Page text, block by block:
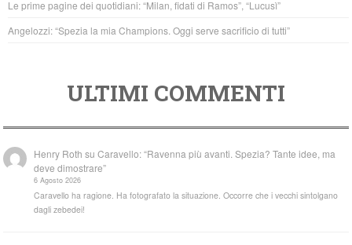
Le prime pagine dei quotidiani: “Milan, fidati di Ramos”, “Lucusì”
Angelozzi: “Spezia la mia Champions. Oggi serve sacrificio di tutti”
ULTIMI COMMENTI
Henry Roth suCaravello: “Ravenna più avanti. Spezia? Tante idee, ma
deve dimostrare”
6 Agosto 2026
Caravello ha ragione. Ha fotografato la situazione. Occorre che i vecchi sintolgano
dagli zebedei!